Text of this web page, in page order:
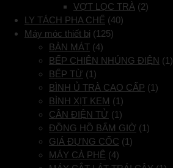
VỢT LỌC TRÀ (2)
LY TÁCH PHA CHẾ (40)
Máy móc thiết bị (125)
BÀN MÁT (4)
BẾP CHIÊN NHÚNG ĐIỆN (1)
BẾP TỪ (1)
BÌNH Ủ TRÀ CAO CẤP (1)
BÌNH XỊT KEM (1)
CÂN ĐIỆN TỬ (1)
ĐỒNG HỒ BẤM GIỜ (1)
GIÁ ĐỰNG CỐC (1)
MÁY CÀ PHÊ (4)